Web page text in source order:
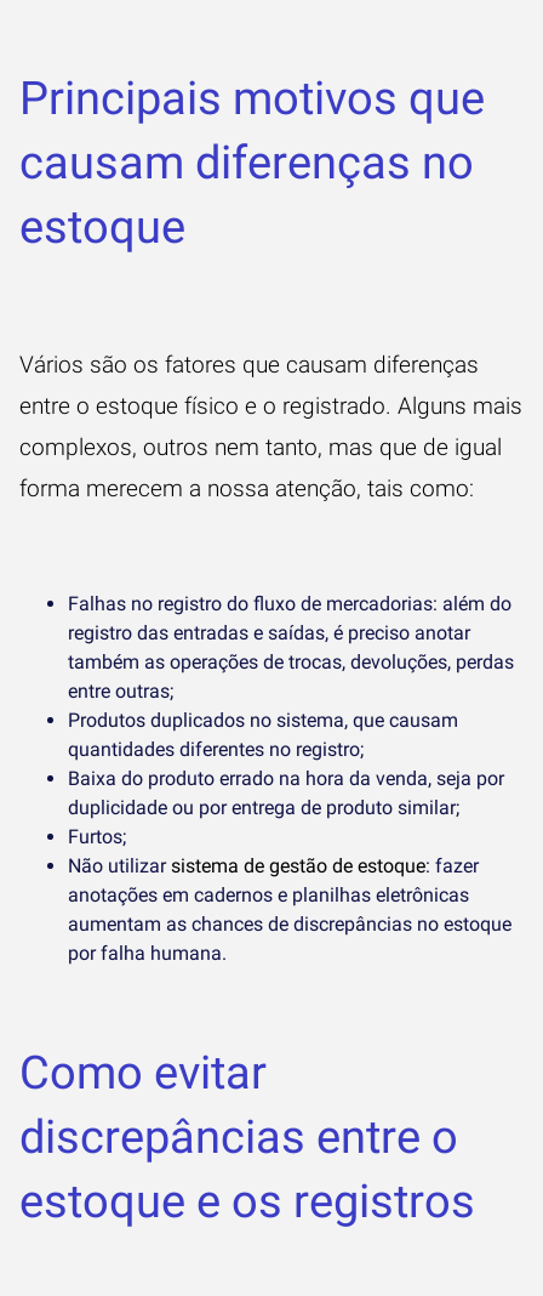
Principais motivos que
causam diferenças no
estoque
Vários são os fatores que causam diferenças
entre o estoque físico e o registrado. Alguns mais
complexos, outros nem tanto, mas que de igual
forma merecem a nossa atenção, tais como:
Falhas no registro do fluxo de mercadorias: além do
registro das entradas e saídas, é preciso anotar
também as operações de trocas, devoluções, perdas
entre outras;
Produtos duplicados no sistema, que causam
quantidades diferentes no registro;
Baixa do produto errado na hora da venda, seja por
duplicidade ou por entrega de produto similar;
Furtos;
Não utilizarsistema de gestão de estoque: fazer
anotações em cadernos e planilhas eletrônicas
aumentam as chances de discrepâncias no estoque
por falha humana.
Como evitar
discrepâncias entre o
estoque e os registros